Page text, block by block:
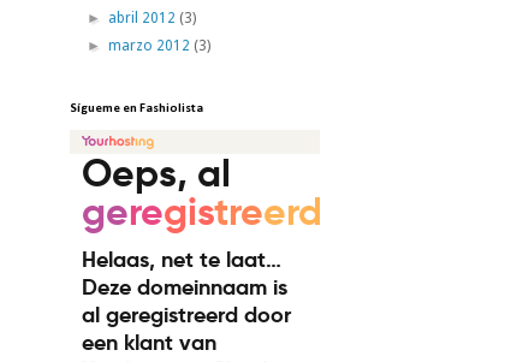
► abril 2012 (3)
►marzo 2012 (3)
Sígueme en Fashiolista